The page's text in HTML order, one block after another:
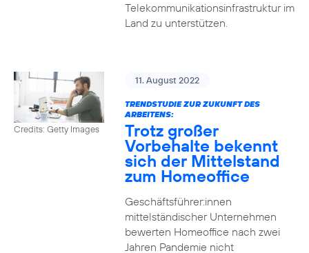
Telekommunikationsinfrastruktur im
Land zu unterstützen.
Credits: Getty Images
11. August 2022
TRENDSTUDIE ZUR ZUKUNFT DES
ARBEITENS:
Trotz großer
Vorbehalte bekennt
sich der Mittelstand
zum Homeoffice
Geschäftsführer:innen
mittelständischer Unternehmen
bewerten Homeoffice nach zwei
Jahren Pandemie nicht